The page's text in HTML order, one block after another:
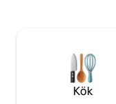
Kök